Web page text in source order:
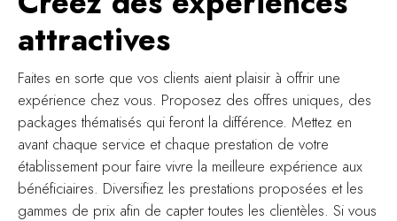
attractives
Faites en sorte que vos clients aient plaisir à offrir une
expérience chez vous. Proposez des offres uniques, des
packages thématisés qui feront la différence. Mettez en
avant chaque service et chaque prestation de votre
établissement pour faire vivre la meilleure expérience aux
bénéficiaires. Diversifiez les prestations proposées et les
gammes de prix afin de capter toutes les clientèles. Si vous